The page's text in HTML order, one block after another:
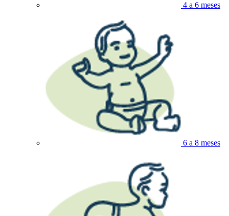
4 a 6 meses
6 a 8 meses